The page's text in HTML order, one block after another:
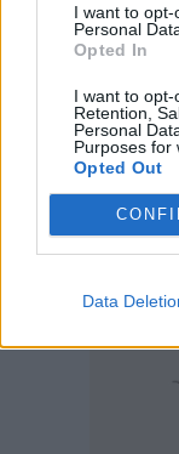
I want to
Personal
Opted In
I want to opt-
Retention,
Personal
Purposes for
Opted Out
Data